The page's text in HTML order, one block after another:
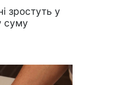
зростуть у
суму